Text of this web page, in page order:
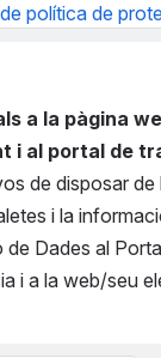
política de
a la pàgina
i al portal de
de disposar de
i la
Dades al
i a la web/seu